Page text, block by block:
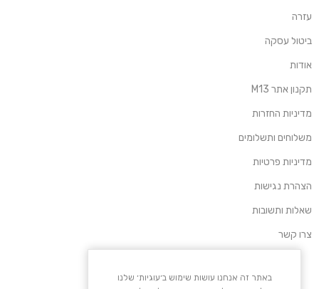
עזרה
ביטול עסקה
אודות
תקנון אתר M13
מדיניות החזרות
משלוחים ותשלומים
מדיניות פרטיות
הצהרת נגישות
שאלות ותשובות
צרו קשר
באתר זה אנחנו עושות שימוש ב׳עוגיות׳ שלנו